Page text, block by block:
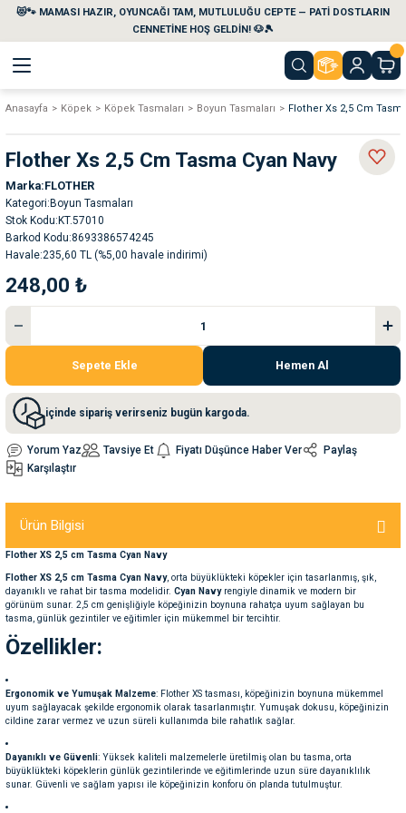
😻🐾 MAMASI HAZIR, OYUNCAĞI TAM, MUTLULUĞU CEPTE — PATİ DOSTLARIN
CENNETİNE HOŞ GELDİN! 🐶🎾
Geri Dön
Geri Dön
Temizlik Ürünleri
Su Kabları
Seyahat Ürünleri
Geri Dön
Geri Dön
Geri Dön
Geri Dön
Anasayfa Köpek Köpek Tasmaları Boyun Tasmaları Flother Xs 2,5 Cm
Flother Xs 2,5 Cm Tasma Cyan Navy
Marka FLOTHER
Kategori Boyun Tasmaları
Stok Kodu KT.57010
Barkod Kodu 8693386574245
Havale 235,60 TL (%5,00 havale indirimi)
248,00 ₺
Sepete Ekle Hemen Al
içinde sipariş verirseniz bugün kargoda.
Yorum Yaz Tavsiye Et Fiyatı Düşünce Haber Ver
Paylaş
Karşılaştır
Ürün Bilgisi
Flother XS 2,5 cm Tasma Cyan Navy
Flother XS 2,5 cm Tasma Cyan Navy, orta büyüklükteki köpekler için tasarlanmış, şık,
dayanıklı ve rahat bir tasma modelidir. Cyan Navyrengiyle dinamik ve modern bir
görünüm sunar. 2,5 cm genişliğiyle köpeğinizin boynuna rahatça uyum sağlayan bu
tasma, günlük gezintiler ve eğitimler için mükemmel bir tercihtir.
Özellikler:
Ergonomik ve Yumuşak Malzeme: Flother XS tasması, köpeğinizin boynuna mükemmel
uyum sağlayacak şekilde ergonomik olarak tasarlanmıştır. Yumuşak dokusu, köpeğinizin
cildine zarar vermez ve uzun süreli kullanımda bile rahatlık sağlar.
Dayanıklı ve Güvenli: Yüksek kaliteli malzemelerle üretilmiş olan bu tasma, orta
büyüklükteki köpeklerin günlük gezintilerinde ve eğitimlerinde uzun süre dayanıklılık
sunar. Güvenli ve sağlam yapısı ile köpeğinizin konforu ön planda tutulmuştur.